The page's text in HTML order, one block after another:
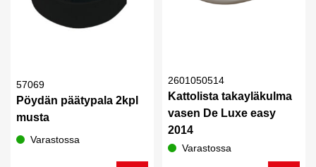
57069
Pöydän päätypala 2kpl
musta
Varastossa
2601050514
Kattolista takayläkulma
vasen De Luxe easy
2014
Varastossa